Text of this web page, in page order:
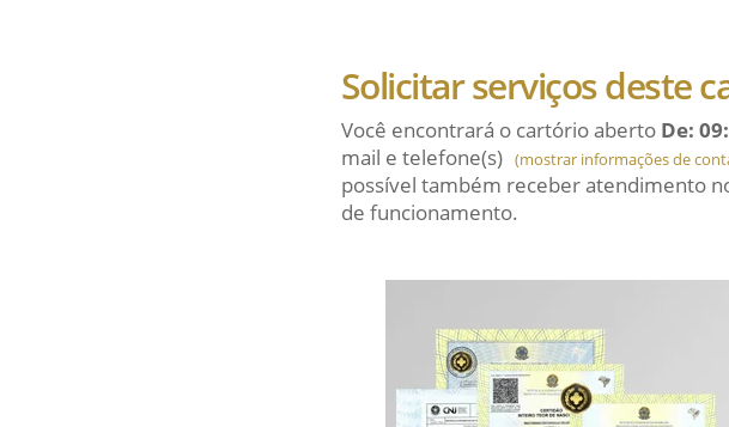
Solicitar serviços deste
Você encontrará o cartório aberto De:
mail e telefone(s) (mostrar informações de
possível também receber atendimento
de funcionamento.